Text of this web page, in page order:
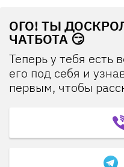
ОГО! ТЫ
ЧАТБОТА 😏
Теперь у тебя есть
его под себя и
первым, чтобы